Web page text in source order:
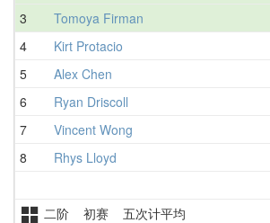
3
Tomoya Firman
4
Kirt Protacio
5
Alex Chen
6
Ryan Driscoll
7
Vincent Wong
8
Rhys Lloyd
二阶 初赛 五次计平均